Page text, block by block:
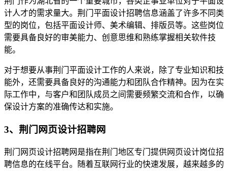
计人才的需求量大。荆门平面设计招聘信息涵盖了许多不同类
型的岗位，包括平面设计师、美术编辑、排版员等。这些岗位
需要具备良好的审美能力、创意思维和熟练掌握相关软件技
能。
对于想要从事荆门平面设计工作的人来说，除了专业知识和技
能外，还需要具备良好的沟通能力和团队合作精神。因为在实
际工作中，与客户和团队成员之间需要频繁交流和合作，以确
保设计方案的准确传达和实施。
3、荆门网页设计招聘网
荆门网页设计招聘网是指在荆门地区专门提供网页设计岗位招
聘信息的在线平台。随着互联网行业的快速发展，越来越多的